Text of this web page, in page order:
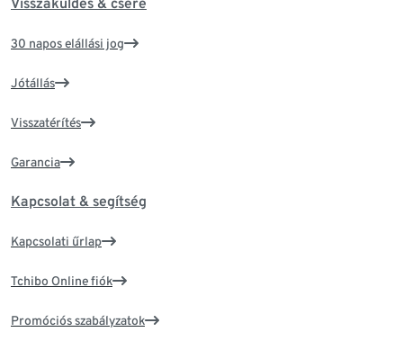
30 napos elállási jog
Jótállás
Visszatérítés
Garancia
Kapcsolat & segítség
Kapcsolati űrlap
Tchibo Online fiók
Promóciós szabályzatok